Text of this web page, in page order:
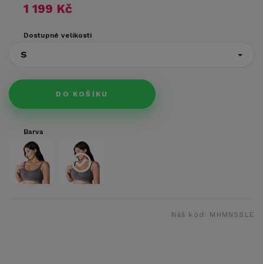
1 199 Kč
Dostupné velikosti
S
DO KOŠÍKU
Barva
Náš kód: MHMNSSLE